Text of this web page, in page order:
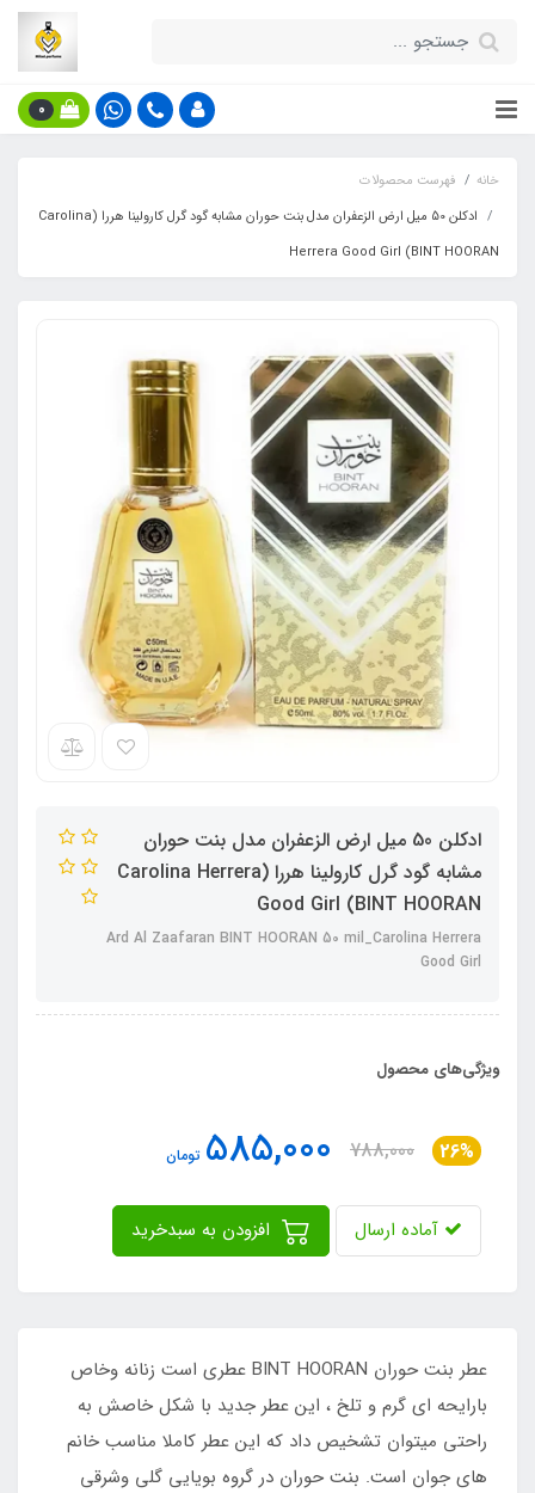
0
خانه
فهرست محصولات
ادکلن 50 میل ارض الزعفران مدل بنت حوران مشابه گود گرل کارولینا هررا (Carolina
Herrera Good Girl (BINT HOORAN
ادکلن 50 میل ارض الزعفران مدل بنت حوران
مشابه گود گرل کارولینا هررا (Carolina Herrera
Good Girl (BINT HOORAN
Ard Al Zaafaran BINT HOORAN 50 mil_Carolina Herrera
Good Girl
ویژگی‌های محصول
26%
788,000
585,000 تومان
آماده ارسال
عطر بنت حوران BINT HOORAN عطری است زنانه وخاص
بارایحه ای گرم و تلخ ، این عطر جدید با شکل خاصش به
راحتی میتوان تشخیص داد که این عطر کاملا مناسب خانم
های جوان است. بنت حوران در گروه بویایی گلی وشرقی